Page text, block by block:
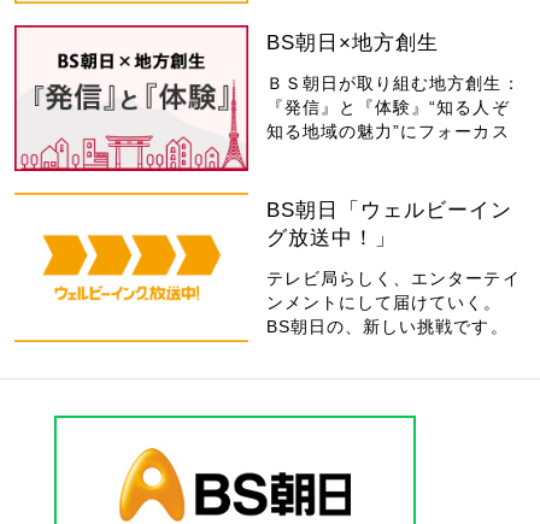
BS朝日×地方創生
ＢＳ朝日が取り組む地方創生：
『発信』と『体験』“知る人ぞ
知る地域の魅力”にフォーカス
BS朝日「ウェルビーイン
グ放送中！」
テレビ局らしく、エンターテイ
ンメントにして届けていく。
BS朝日の、新しい挑戦です。